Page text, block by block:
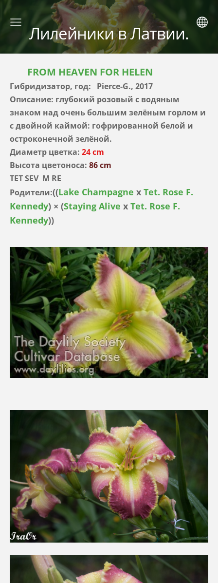
Лилейники в Латвии.
FROM HEAVEN FOR HELEN
Гибридизатор, год: Pierce-G., 2017
Описание: глубокий розовый с водяным
знаком над очень большим зелёным горлом и
с двойной каймой: гофрированной белой и
остроконечной зелёной.
Диаметр цветка: 24 cm
Высота цветоноса: 86 cm
TET SEV M RE
Родители:((Lake Champagne x Tet. Rose F.
Kennedy) × (Staying Alive x Tet. Rose F.
Kennedy))